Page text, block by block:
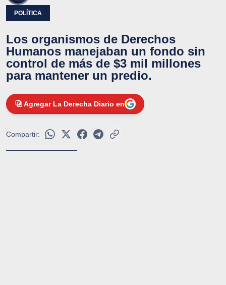
POLÍTICA
Los organismos de Derechos
Humanos manejaban un fondo sin
control de más de $3 mil millones
para mantener un predio.
Agregar La Derecha Diario en
Compartir: